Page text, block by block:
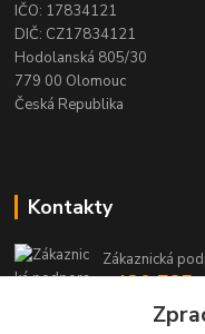
IČO:
DIČ:
Hodolanská 805/30
779 00 Olomouc
Česká Republika
Kontakty
Zákaznická
+420 725
(Po-Pá, 8-16